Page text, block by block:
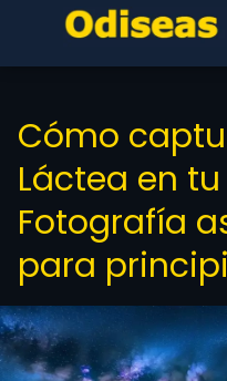
Cómo
Láctea en
Fotografía
para